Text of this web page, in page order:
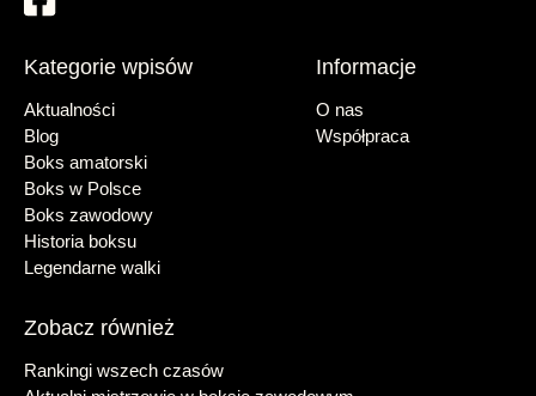
Kategorie wpisów
Aktualności
Blog
Boks amatorski
Boks w Polsce
Boks zawodowy
Historia boksu
Legendarne walki
Informacje
O nas
Współpraca
Zobacz również
Rankingi wszech czasów